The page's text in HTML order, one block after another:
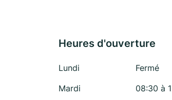
Heures d'ouverture
Lundi
Fermé
Mardi
08:30 à